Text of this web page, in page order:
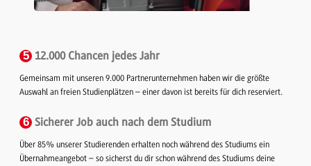
5 12.000 Chancen jedes Jahr
Gemeinsam mit unseren 9.000 Partnerunternehmen haben wir die größte
Auswahl an freien Studienplätzen – einer davon ist bereits für dich reserviert.
6 Sicherer Job auch nach dem Studium
Über 85% unserer Studierenden erhalten noch während des Studiums ein
Übernahmeangebot – so sicherst du dir schon während des Studiums deine